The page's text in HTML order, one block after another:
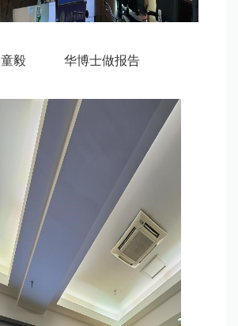
童毅 华博士做报告